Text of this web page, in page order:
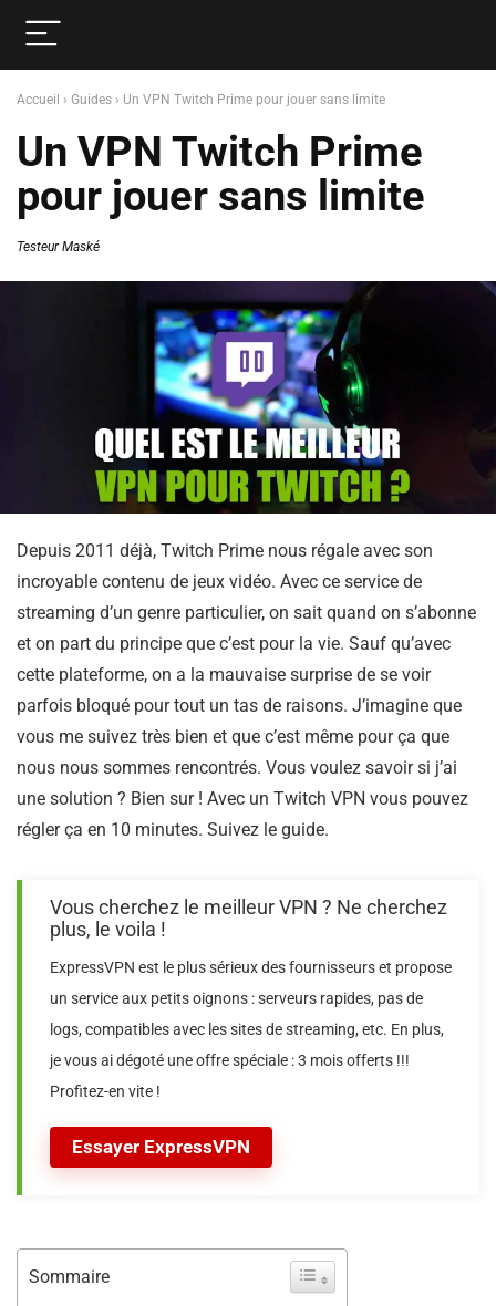
Accueil › Guides › Un VPN Twitch Prime pour jouer sans limite
Un VPN Twitch Prime
pour jouer sans limite
Testeur Maské
Depuis 2011 déjà, Twitch Prime nous régale avec son
incroyable contenu de jeux vidéo. Avec ce service de
streaming d’un genre particulier, on sait quand on s’abonne
et on part du principe que c’est pour la vie. Sauf qu’avec
cette plateforme, on a la mauvaise surprise de se voir
parfois bloqué pour tout un tas de raisons. J’imagine que
vous me suivez très bien et que c’est même pour ça que
nous nous sommes rencontrés. Vous voulez savoir si j’ai
une solution ? Bien sur ! Avec un Twitch VPN vous pouvez
régler ça en 10 minutes. Suivez le guide.
Essayer ExpressVPN
Vous cherchez le meilleur VPN ? Ne cherchez
plus, le voila !
ExpressVPN est le plus sérieux des fournisseurs et propose
un service aux petits oignons : serveurs rapides, pas de
logs, compatibles avec les sites de streaming, etc. En plus,
je vous ai dégoté une offre spéciale : 3 mois offerts !!!
Profitez-en vite !
Sommaire